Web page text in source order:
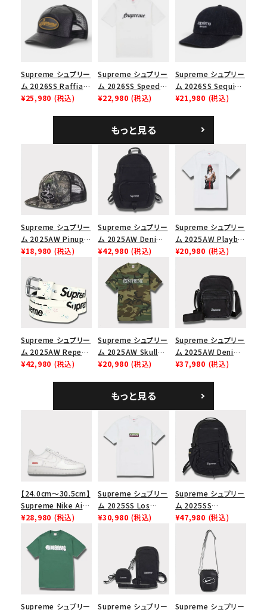
ノツイル キャンプキャ
ップ ブラック
Supreme シュプリー
ム 2026SS Raffia
Mesh Back 5-Panel
¥25,980 (税込)
Supreme シュプリー
ム 2026SS Speed
Tee スピードTシャツ
¥22,980 (税込)
Supreme シュプリー
ム 2026SS Sequin
Denim Classic
シックロゴ 6パネルキ
ャップ ブラック
¥21,980 (税込)
もっと見る
Supreme シュプリー
ム 2025AW Pinup
Mesh Back 5-Panel
ュバック 5パネルキャ
ップ トゥルーティン
バーHTC フォールカ
¥18,980 (税込)
Supreme シュプリー
ム 2025AW Denim
Backpack デニム バ
ックパック ブラック
¥42,980 (税込)
Supreme シュプリー
ム 2025AW Playboi
Carti Tee プレイボ
¥20,980 (税込)
Supreme シュプリー
ム 2025AW Repeat
Leather Belt リピー
¥42,980 (税込)
Supreme シュプリー
ム 2025AW Skull
Tee スカル Tシャ
¥20,980 (税込)
Supreme シュプリー
ム 2025AW Denim
Shoulder Bag デニ
¥37,980 (税込)
もっと見る
【24.0cm～30.5cm】
Supreme Nike Air
Force 1 Low シュプ
リーム ナイキエアフォ
ース１スニーカー シ
ューズ ホワイト
¥28,980 (税込)
Supreme シュプリー
ム 2025SS Los
Angeles Fire Relief
スロゴTシャツ ホワ
¥30,980 (税込)
Supreme シュプリー
ム 2025SS
Backpack バックパッ
ク ブラック 黒
¥47,980 (税込)
Supreme シュプリー Supreme シュプリー Supreme シュプリー